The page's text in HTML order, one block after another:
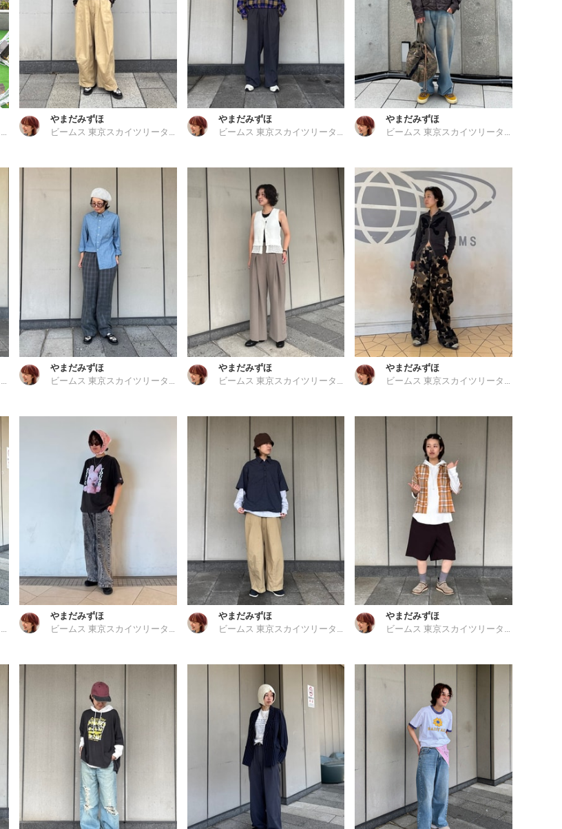
ビームス 東京スカイツリータウン
やまだみずほ
ビームス 東京スカイツリータウン
やまだみずほ
ビームス 東京スカイツリータウン
やまだみずほ
ビームス 東京スカイツリータウン
やまだみずほ やまだみずほ やまだみずほ
ビームス 東京スカイツリータウン
やまだみずほ
ビームス 東京スカイツリータウン
やまだみずほ
ビームス 東京スカイツリータウン
やまだみずほ
ビームス 東京スカイツリータウン